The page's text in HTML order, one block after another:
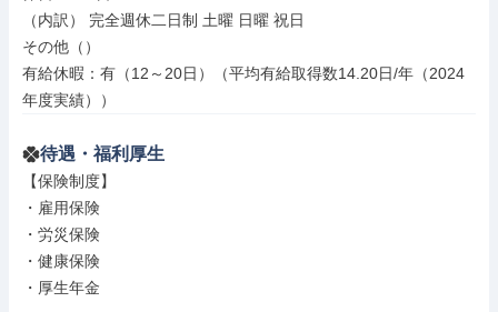
（内訳） 完全週休二日制 土曜 日曜 祝日
その他（）
有給休暇：有（12～20日）（平均有給取得数14.20日/年（2024
年度実績））
待遇・福利厚生
【保険制度】
・雇用保険
・労災保険
・健康保険
・厚生年金